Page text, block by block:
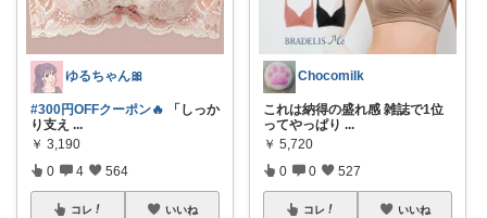
ゆるちゃん🎀
#300円OFFクーポン🔥 「しっか
り支え ...
￥ 3,190
0 4 564
コレ いいね
Chocomilk
これは納得の盛れ感 雑誌で1位
ってやっぱり ...
￥ 5,720
0 0 527
コレ いいね